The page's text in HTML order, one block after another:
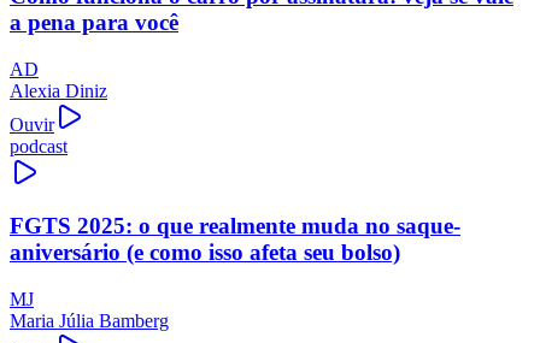
a pena para você
AD
Alexia Diniz
Ouvir
podcast
FGTS 2025: o que realmente muda no saque-
aniversário (e como isso afeta seu bolso)
MJ
Maria Júlia Bamberg